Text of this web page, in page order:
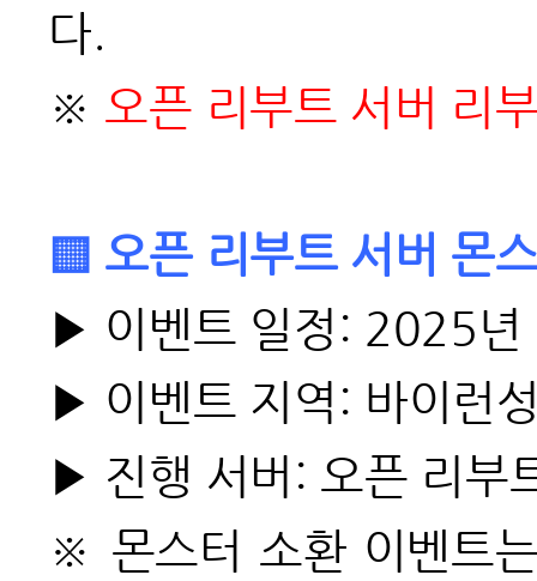
다.
※ 오픈 리부트 서버 리
▒ 오픈 리부트 서버 몬
▶ 이벤트 일정: 2025
▶ 이벤트 지역: 바이런
▶ 진행 서버: 오픈 리부
※ 몬스터 소환 이벤트